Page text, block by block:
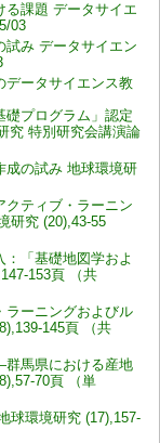
る課題 データサイエ
03
試み データサイエン
データサイエンス教
礎プログラム」認定
究 特別研究会講演論
成の試み 地球環境研
クティブ・ラーニン
研究 (20),43-55
「基礎地図学およ
153頁 （共
ラーニングおよびル
145頁 （共
群馬県における産地
70頁 （単
球環境研究 (17),157-